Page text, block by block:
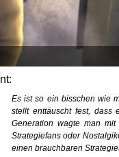
Es ist so ein bisschen wie
stellt enttäuscht fest,
Generation wagte man
Strategiefans oder
einen brauchbaren